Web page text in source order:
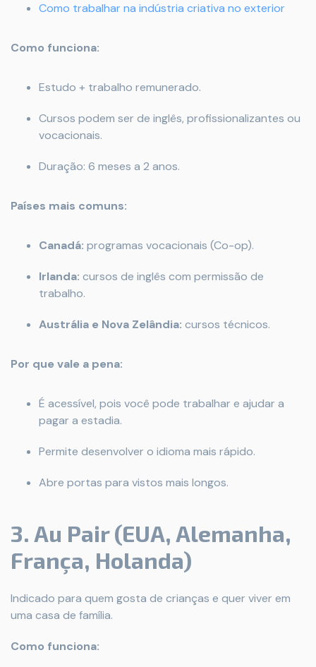
Como trabalhar na indústria criativa no exterior
Como funciona:
Estudo + trabalho remunerado.
Cursos podem ser de inglês, profissionalizantes ou
vocacionais.
Duração: 6 meses a 2 anos.
Países mais comuns:
Canadá: programas vocacionais (Co-op).
Irlanda: cursos de inglês com permissão de
trabalho.
Austrália e Nova Zelândia: cursos técnicos.
Por que vale a pena:
É acessível, pois você pode trabalhar e ajudar a
pagar a estadia.
Permite desenvolver o idioma mais rápido.
Abre portas para vistos mais longos.
3. Au Pair (EUA, Alemanha,
França, Holanda)
Indicado para quem gosta de crianças e quer viver em
uma casa de família.
Como funciona: